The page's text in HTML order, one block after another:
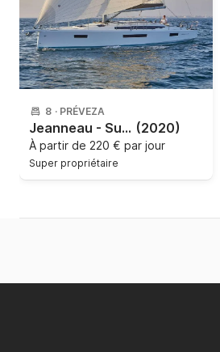
8 · PRÉVEZA
Jeanneau - Sun Odyssey 410 - 3 cab. (2020)
À partir de 220 € par jour
Super propriétaire